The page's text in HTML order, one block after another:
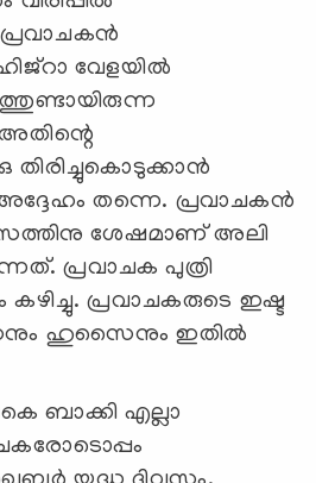
പ്രവാചകന്‍
വേളയില്‍
തിരിച്ചുകൊടുക്കാന്‍
തന്നെ. പ്രവാചകന്‍
ശേഷമാണ് അലി
പ്രവാചക പുത്രി
കഴിച്ചു. പ്രവാചകരുടെ ഇഷ്ട
ഹുസൈനും ഇതില്‍
ബാക്കി എല്ലാ